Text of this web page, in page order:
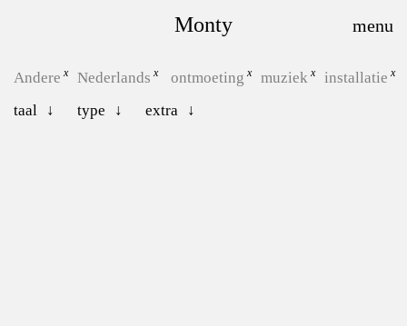
Monty
Andere Nederlands ontmoeting muziek
installatie
taal
type extra